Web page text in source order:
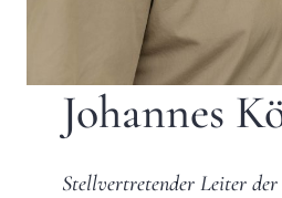
Johannes
Stellvertretender Leiter